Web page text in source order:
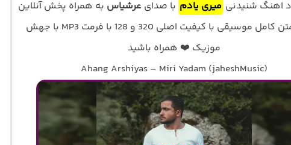
اهنگ شنیدنی میری یادم با صدای عرشیاس به همراه پخش آنلاین
ترانه و متن کامل موسیقی با کیفیت اصلی 320 و 128 با فرمت MP3 با جهش
موزیک ❤️ همراه باشید
Ahang Arshiyas – Miri Yadam (jaheshMusic)